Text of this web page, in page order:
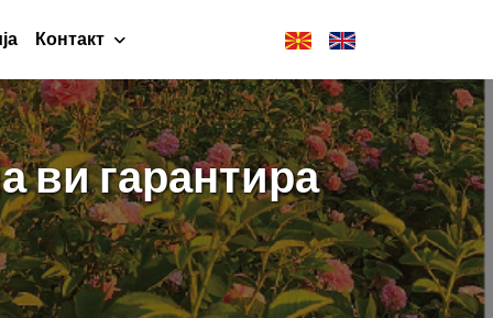
Контакт
ви гарантира